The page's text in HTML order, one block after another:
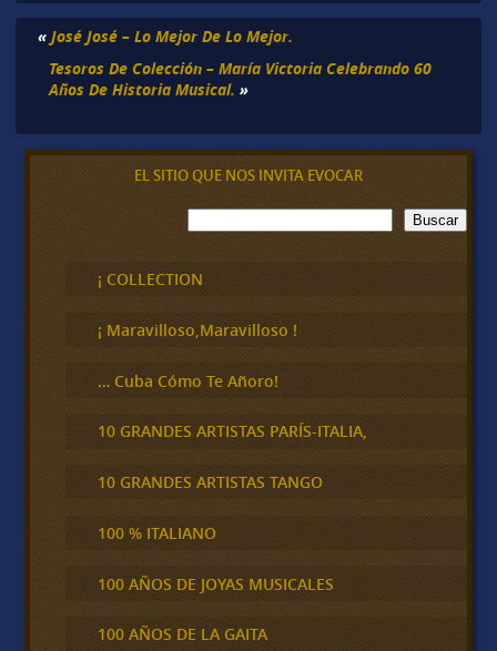
« José José – Lo Mejor De Lo Mejor.
Tesoros De Colección – María Victoria Celebrando 60
Años De Historia Musical. »
EL SITIO QUE NOS INVITA EVOCAR
B
u
c
a
Buscar
¡ COLLECTION
¡ Maravilloso,Maravilloso !
… Cuba Cómo Te Añoro!
10 GRANDES ARTISTAS PARÍS-ITALIA,
10 GRANDES ARTISTAS TANGO
100 % ITALIANO
100 AÑOS DE JOYAS MUSICALES
100 AÑOS DE LA GAITA